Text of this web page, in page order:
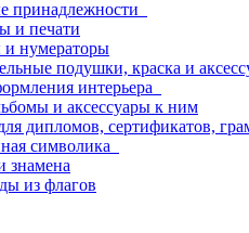
принадлежности
и печати
и нумераторы
подушки, краска и
интерьера
и аксессуары к ним
дипломов, сертификатов,
символика
знамена
из флагов